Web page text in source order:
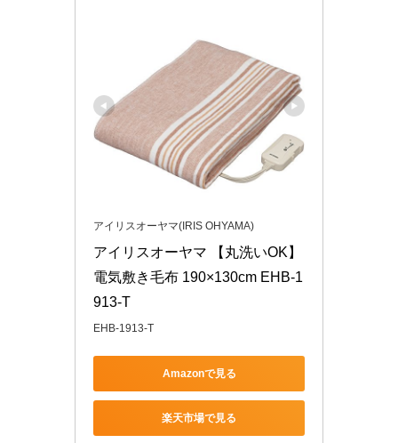
アイリスオーヤマ(IRIS OHYAMA)
アイリスオーヤマ 【丸洗いOK】
電気敷き毛布 190×130cm EHB-1
913-T
EHB-1913-T
Amazonで見る
楽天市場で見る